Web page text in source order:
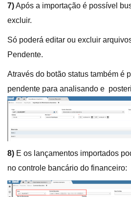
7)Após a importação é possível
excluir.
Só poderá editar ou excluir
Pendente.
Através do botão status também é
pendente para analisando e
8) E os lançamentos importados
no controle bancário do financeiro: